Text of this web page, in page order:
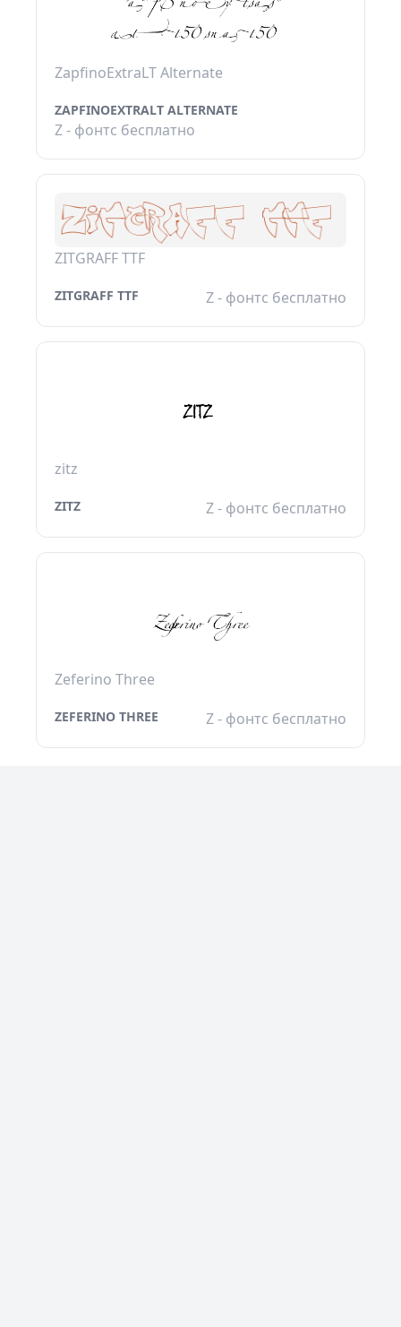
ZapfinoExtraLT Alternate
ZAPFINOEXTRALT ALTERNATE
Z - фонтс бесплатно
ZITGRAFF TTF
ZITGRAFF TTF Z - фонтс бесплатно
zitz
ZITZ Z - фонтс бесплатно
Zeferino Three
ZEFERINO THREE Z - фонтс бесплатно